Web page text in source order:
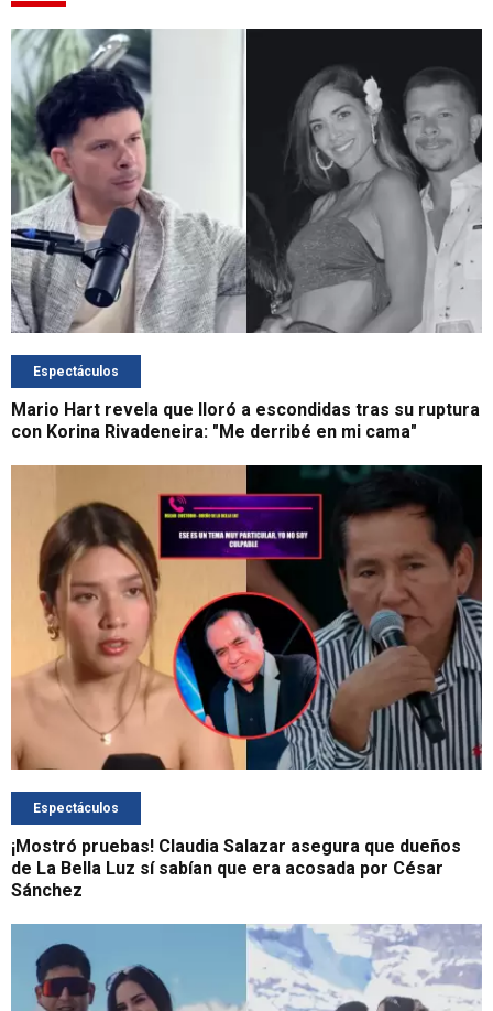
Espectáculos
Mario Hart revela que lloró a escondidas tras su ruptura
con Korina Rivadeneira: "Me derribé en mi cama"
Espectáculos
¡Mostró pruebas! Claudia Salazar asegura que dueños
de La Bella Luz sí sabían que era acosada por César
Sánchez